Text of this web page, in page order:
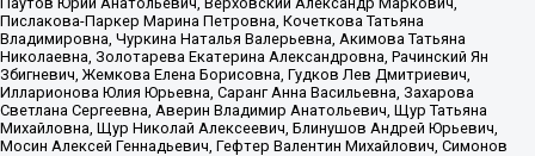
Пислакова-Паркер Марина Петровна, Кочеткова Татьяна
Владимировна, Чуркина Наталья Валерьевна, Акимова Татьяна
Николаевна, Золотарева Екатерина Александровна, Рачинский Ян
Збигневич, Жемкова Елена Борисовна, Гудков Лев Дмитриевич,
Илларионова Юлия Юрьевна, Саранг Анна Васильевна, Захарова
Светлана Сергеевна, Аверин Владимир Анатольевич, Щур Татьяна
Михайловна, Щур Николай Алексеевич, Блинушов Андрей Юрьевич,
Мосин Алексей Геннадьевич, Гефтер Валентин Михайлович, Симонов